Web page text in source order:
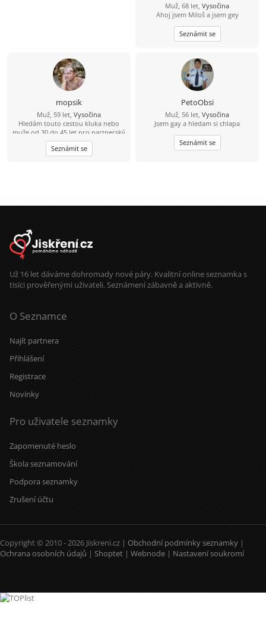
Muž, 68 let, Vysočina
Ahoj jsem Miloš a jsem gey
Seznámit se
mopsik
Muž, 59 let, Vysočina
Hledám touto cestou kluka nebo
muže od 30 do 45 let pro partnerský
vztah.
Seznámit se
PetoObsi
Muž, 56 let, Vysočina
Jsem gay a hledam si chlapa
Seznámit se
Už 16 let dáváme dohromady nové páry. Kvalitní online seznamka s
tisíci prověřenými uživateli. Seznámení zábavně a aktivně.
O Seznamce
Najít partnera
Přihlášení
Registrace
Novinky
Pro uživatele seznamky
Zapomenuté heslo
Škola seznamování
Podpora seznamky
Zrušení účtu
Copyright © 2010 - 2026 Jiskreni.cz | Obchodní podmínky seznamky |
Ochrana osobních údajů | Shoptet | Webnode | Nastavení soukromí